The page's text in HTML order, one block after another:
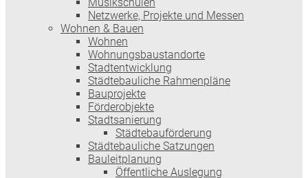
Netzwerke, Projekte und Messen
Wohnen & Bauen
Wohnen
Wohnungsbaustandorte
Stadtentwicklung
Städtebauliche Rahmenpläne
Bauprojekte
Förderobjekte
Stadtsanierung
Städtebauförderung
Städtebauliche Satzungen
Bauleitplanung
Öffentliche Auslegung